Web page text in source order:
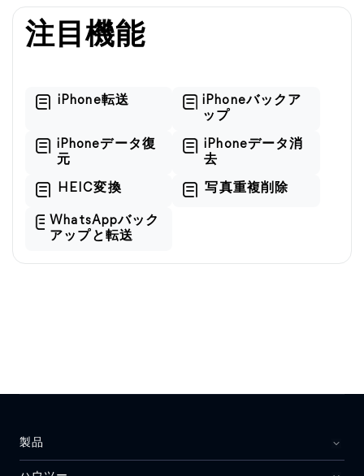
注目機能
iPhone転送
iPhoneバックア
ップ
iPhoneデータ復
元
iPhoneデータ消
去
HEIC変換 写真重複削除
WhatsAppバック
アップと転送
製品